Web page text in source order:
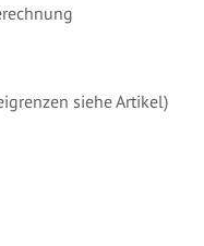
siehe Artikel)